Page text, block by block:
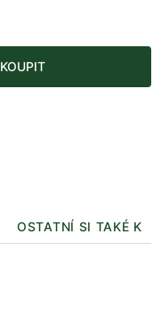
KOUPIT
OSTATNÍ SI TAKÉ